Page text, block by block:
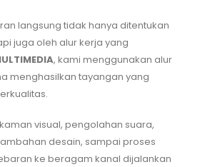
langsung tidak hanya ditentukan
juga oleh alur kerja yang
, kami menggunakan alur
menghasilkan tayangan yang
visual, pengolahan suara,
desain, sampai proses
ke beragam kanal dijalankan